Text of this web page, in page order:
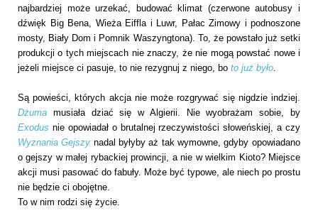
najbardziej może urzekać, budować klimat (czerwone autobusy i
dźwięk Big Bena, Wieża Eiffla i Luwr, Pałac Zimowy i podnoszone
mosty, Biały Dom i Pomnik Waszyngtona). To, że powstało już setki
produkcji o tych miejscach nie znaczy, że nie mogą powstać nowe i
jeżeli miejsce ci pasuje, to nie rezygnuj z niego, bo to już było.
Są powieści, których akcja nie może rozgrywać się nigdzie indziej.
Dżuma musiała dziać się w Algierii. Nie wyobrażam sobie, by
Exodus nie opowiadał o brutalnej rzeczywistości słoweńskiej, a czy
Wyznania Gejszy nadal byłyby aż tak wymowne, gdyby opowiadano
o gejszy w małej rybackiej prowincji, a nie w wielkim Kioto? Miejsce
akcji musi pasować do fabuły. Może być typowe, ale niech po prostu
nie będzie ci obojętne.
To w nim rodzi się życie.